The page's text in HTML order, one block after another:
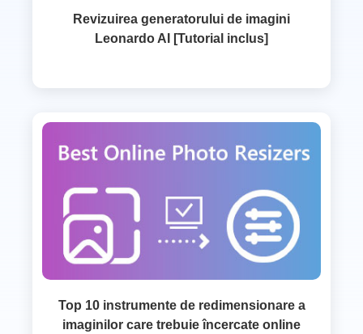
Revizuirea generatorului de imagini
Leonardo AI [Tutorial inclus]
Top 10 instrumente de redimensionare a
imaginilor care trebuie încercate online